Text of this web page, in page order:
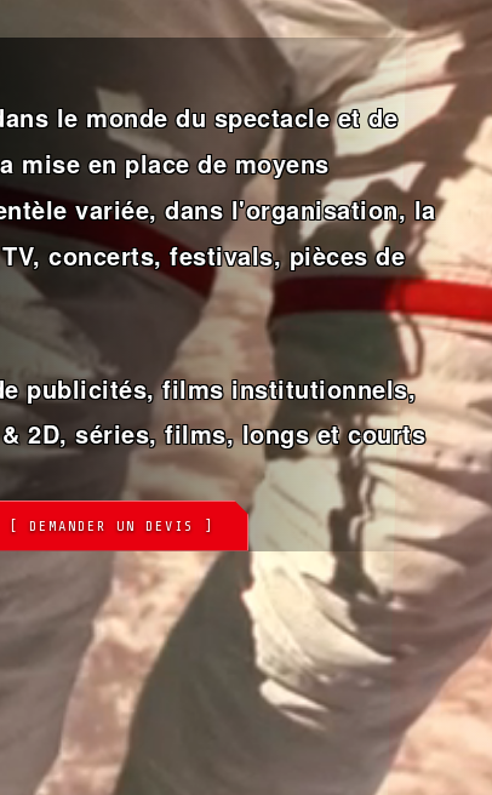
le monde du spectacle et de
mise en place de moyens
variée, dans l'organisation, la
concerts, festivals, pièces de
publicités, films institutionnels,
2D, séries, films, longs et courts
[ DEMANDER UN DEVIS ]